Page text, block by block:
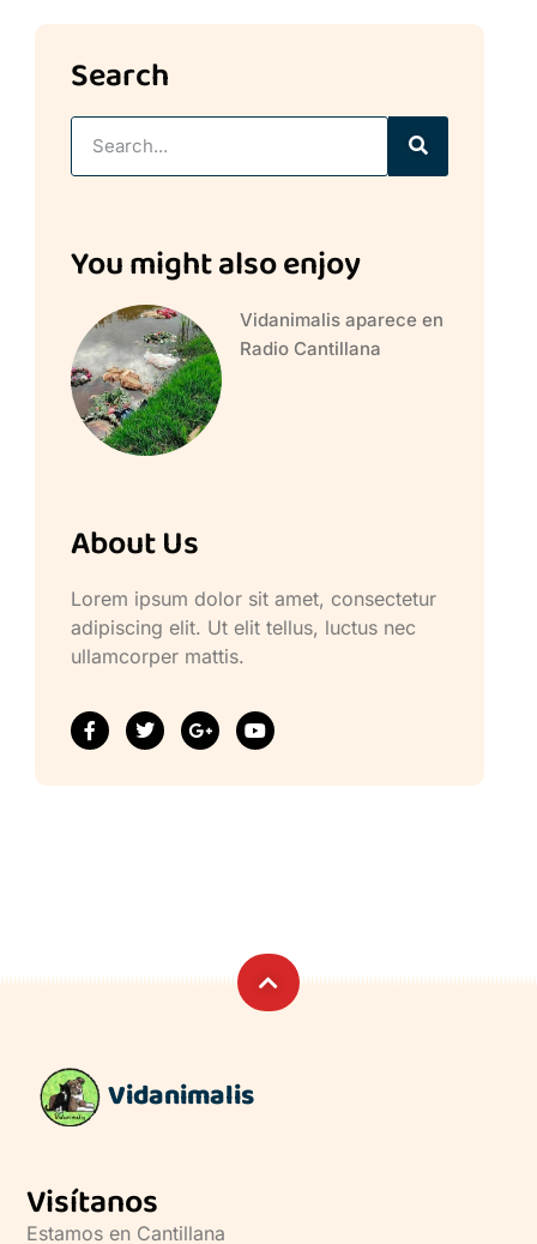
Search
You might also enjoy
Vidanimalis aparece en
Radio Cantillana
About Us
Lorem ipsum dolor sit amet, consectetur
adipiscing elit. Ut elit tellus, luctus nec
ullamcorper mattis.
Vidanimalis
Visítanos
Estamos en Cantillana